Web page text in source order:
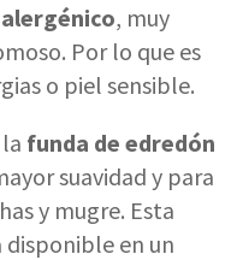
, muy
Por lo que es
o piel sensible.
funda de edredón
suavidad y para
y mugre. Esta
disponible en un